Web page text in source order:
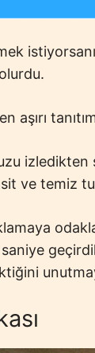
aşırı
izledikten
ve temiz